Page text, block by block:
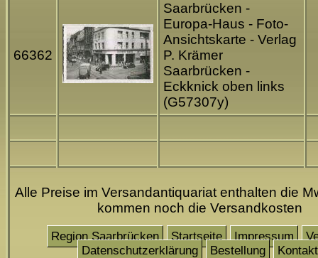
66362
Saarbrücken -
Europa-Haus - Foto-
Ansichtskarte - Verlag
P. Krämer
Saarbrücken -
Eckknick oben links
(G57307y)
Alle Preise im Versandantiquariat enthalten die
kommen noch die Versandkosten
Region Saarbrücken Startseite Impressum
Datenschutzerklärung
Bestellung Kontakt